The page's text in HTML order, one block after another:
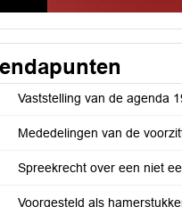
Vaststelling van de agenda
Mededelingen van de
Spreekrecht over een niet
Voorgesteld als